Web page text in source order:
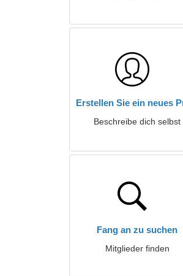
Erstellen Sie ein neues
Beschreibe dich selbst
Fang an zu suchen
Mitglieder finden